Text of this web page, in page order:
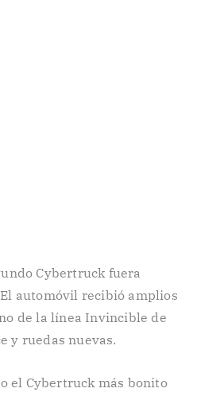
Cybertruck fuera
automóvil recibió amplios
de la línea Invincible de
y ruedas nuevas.
el Cybertruck más bonito